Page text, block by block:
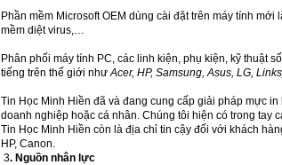
Phần mềm Microsoft OEM dùng cài đặt trên máy tính
mềm diệt virus,…
Phân phối máy tính PC, các linh kiện, phụ kiện, kỹ thuật
tiếng trên thế giới nhưAcer, HP, Samsung, Asus, LG,
Tin Học Minh Hiền đã và đang cung cấp giải pháp mực in
doanh nghiệp hoặc cá nhân. Chúng tôi hiện có trong tay
Tin Học Minh Hiền còn là địa chỉ tin cậy đối với khách
HP, Canon.
3. Nguồn nhân lực